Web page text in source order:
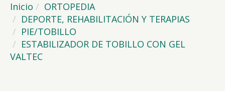
Inicio
ORTOPEDIA
DEPORTE, REHABILITACIÓN Y TERAPIAS
PIE/TOBILLO
ESTABILIZADOR DE TOBILLO CON GEL
VALTEC